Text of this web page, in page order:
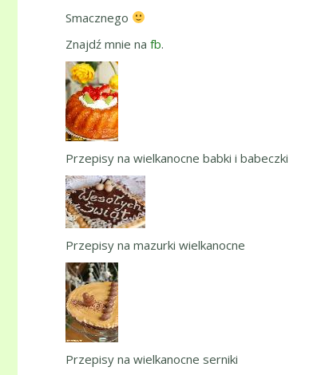
Smacznego
Znajdź mnie na fb.
Przepisy na wielkanocne babki i babeczki
Przepisy na mazurki wielkanocne
Przepisy na wielkanocne serniki